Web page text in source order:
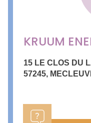
KRUUM
15 LE CLOS DU
57245,